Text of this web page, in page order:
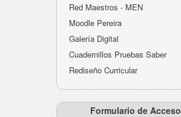
Red Maestros - MEN
Moodle Pereira
Galería Digital
Cuadernillos Pruebas Saber
Rediseño Curricular
Formulario de Acceso